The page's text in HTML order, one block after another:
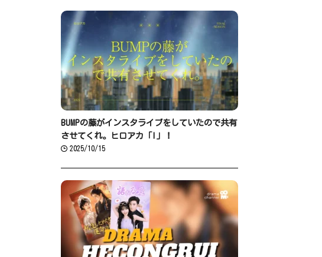
BUMPの藤がインスタライブをしていたので共有
させてくれ。ヒロアカ「I」！
2025/10/15